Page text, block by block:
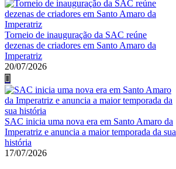
Torneio de inauguração da SAC reúne
dezenas de criadores em Santo Amaro da
Imperatriz
20/07/2026
SAC inicia uma nova era em Santo Amaro da
Imperatriz e anuncia a maior temporada da sua
história
17/07/2026